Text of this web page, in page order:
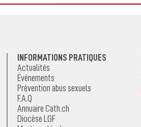
INFORMATIONS PRATIQUES
Actualités
Événements
Prévention abus sexuels
F.A.Q
Annuaire Cath.ch
Diocèse LGF